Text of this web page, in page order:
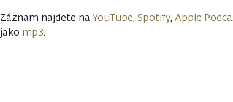
Záznam najdete na YouTube, Spotify, Apple
jako mp3.